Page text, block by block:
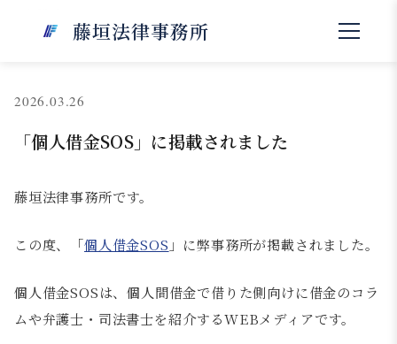
藤垣法律事務所
NEWS
2026.03.26
「個人借金SOS」に掲載されました
藤垣法律事務所です。
この度、「個人借金SOS 」に弊事務所が掲載されました。
個人借金SOSは、個人間借金で借りた側向けに借金のコラ
ムや弁護士・司法書士を紹介するWEBメディアです。